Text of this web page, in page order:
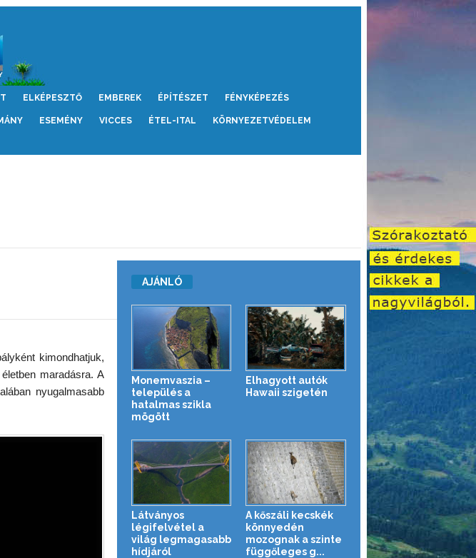
ELKÉPESZTŐ EMBEREK ÉPÍTÉSZET FÉNYKÉPEZÉS
ESEMÉNY VICCES ÉTEL-ITAL KÖRNYEZETVÉDELEM
kimondhatjuk,
maradásra. A
nyugalmasabb
AJÁNLÓ
Monemvaszia –
település a
hatalmas szikla
mögött
Elhagyott autók
Hawaii szigetén
Látványos
légifelvétel a
világ legmagasabb
hídjáról
A kőszáli kecskék
könnyedén
mozognak a szinte
függőleges g...